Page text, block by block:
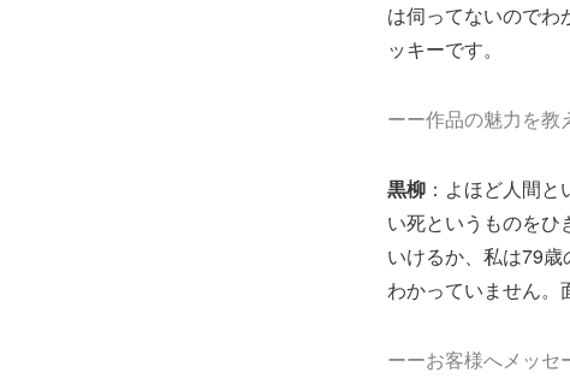
は伺ってないのでわ
ッキーです。
ーー作品の魅力を教
黒柳 ：よほど人間
い死というものをひ
いけるか、私は79
わかっていません。
ーーお客様へメッセ